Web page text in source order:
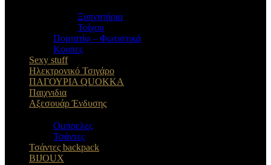
Ξυπνητήρια
Τοίχου
Πορτατίφ – Φωτιστικά
Κουπες
Sexy stuff
Ηλεκτρονικό Τσιγάρο
ΠΑΓΟΥΡΙΑ QUOKKA
Παιχνιδια
Αξεσουάρ Ένδυσης
Oμπρελες
Τσάντες
Τσάντες backpack
BIJOUX